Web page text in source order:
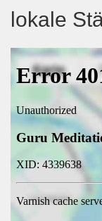
lokale